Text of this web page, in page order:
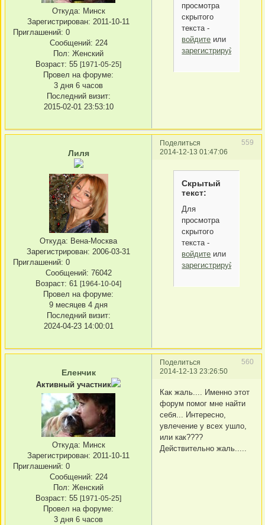
Откуда: Минск
Зарегистрирован: 2011-10-11
Приглашений: 0
Сообщений: 224
Пол: Женский
Возраст: 55 [1971-05-25]
Провел на форуме:
3 дня 6 часов
Последний визит:
2015-02-01 23:53:10
просмотра
скрытого
текста -
войдите или
зарегистрируйтесь
Поделиться
559
2014-12-13 01:47:06
Лиля
Откуда: Вена-Москва
Зарегистрирован: 2006-03-31
Приглашений: 0
Сообщений: 76042
Возраст: 61 [1964-10-04]
Провел на форуме:
9 месяцев 4 дня
Последний визит:
2024-04-23 14:00:01
Скрытый
текст:
Для
просмотра
скрытого
текста -
войдите или
зарегистрируйтесь
Поделиться
560
2014-12-13 23:26:50
Еленчик
Активный участник
Откуда: Минск
Зарегистрирован: 2011-10-11
Приглашений: 0
Сообщений: 224
Пол: Женский
Возраст: 55 [1971-05-25]
Провел на форуме:
3 дня 6 часов
Как жаль.... Именно этот
форум помог мне найти
себя... Интересно,
увлечение у всех ушло,
или как????
Действительно жаль.....